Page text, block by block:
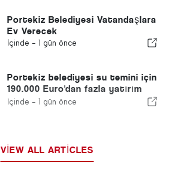
Portekiz Belediyesi Vatandaşlara
Ev Verecek
İçinde - 1 gün önce
Portekiz belediyesi su temini için
190.000 Euro'dan fazla yatırım
yapıyor
İçinde - 1 gün önce
VIEW ALL ARTICLES